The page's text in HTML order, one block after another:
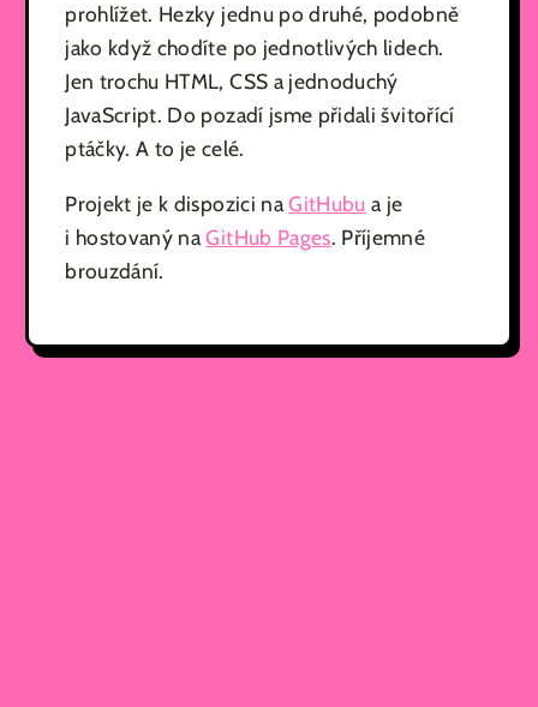
prohlížet. Hezky jednu po druhé, podobně
jako když chodíte po jednotlivých lidech.
Jen trochu HTML, CSS a jednoduchý
JavaScript. Do pozadí jsme přidali švitořící
ptáčky. A to je celé.
Projekt je k dispozici naGitHubu a je
i hostovaný naGitHub Pages. Příjemné
brouzdání.